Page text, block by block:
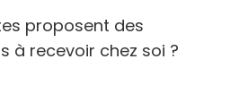
proposent des
à recevoir chez soi ?